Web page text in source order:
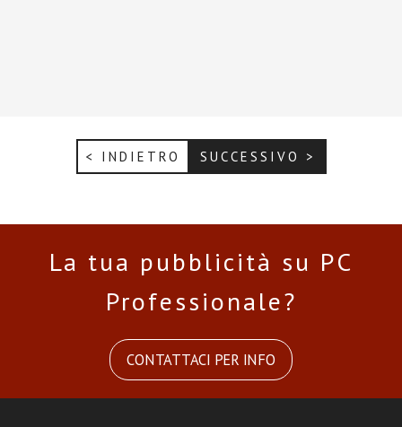
< INDIETRO SUCCESSIVO >
La tua pubblicità su PC
Professionale?
CONTATTACI PER INFO